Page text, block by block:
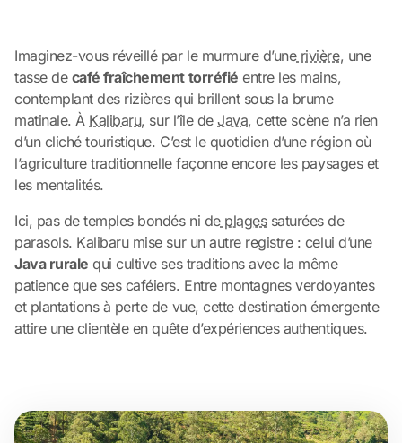
Imaginez-vous réveillé par le murmure d’unerivière, une
tasse de café fraîchement torréfié entre les mains,
contemplant des rizières qui brillent sous la brume
matinale. À Kalibaru, sur l’île deJava, cette scène n’a rien
d’un cliché touristique. C’est le quotidien d’une région où
l’agriculture traditionnelle façonne encore les paysages et
les mentalités.
Ici, pas de temples bondés ni deplagessaturées de
parasols. Kalibaru mise sur un autre registre : celui d’une
Java rurale qui cultive ses traditions avec la même
patience que ses caféiers. Entre montagnes verdoyantes
et plantations à perte de vue, cette destination émergente
attire une clientèle en quête d’expériences authentiques.